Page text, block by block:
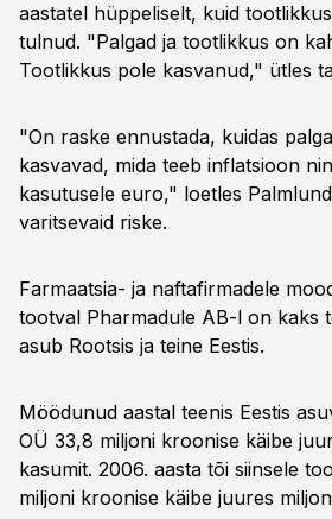
aastatel hüppeliselt, kuid
tulnud. "Palgad ja tootlikkus on
Tootlikkus pole kasvanud," ütles
"On raske ennustada, kuidas
kasvavad, mida teeb inflatsioon
kasutusele euro," loetles
varitsevaid riske.
Farmaatsia- ja naftafirmadele
tootval Pharmadule AB-l on kaks
asub Rootsis ja teine Eestis.
Möödunud aastal teenis Eestis
OÜ 33,8 miljoni kroonise käibe
kasumit. 2006. aasta tõi siinsele
miljoni kroonise käibe juures